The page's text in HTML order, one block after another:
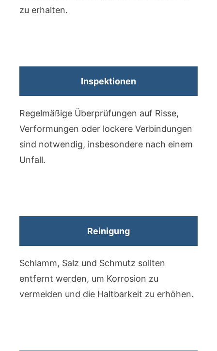
zu erhalten.
Inspektionen
Regelmäßige Überprüfungen auf Risse,
Verformungen oder lockere Verbindungen
sind notwendig, insbesondere nach einem
Unfall.
Reinigung
Schlamm, Salz und Schmutz sollten
entfernt werden, um Korrosion zu
vermeiden und die Haltbarkeit zu erhöhen.